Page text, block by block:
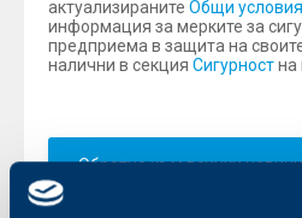
актуализираните Общи условия
информация за мерките за
предприема в защита на
налични в секция Сигурностна
Обратно към всички новини